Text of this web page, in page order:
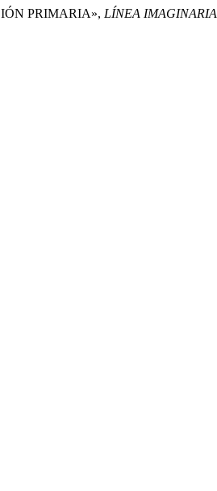
PRIMARIA», LÍNEA IMAGINARIA